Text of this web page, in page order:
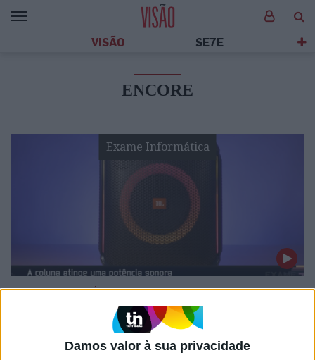
Damos valor à sua privacidade
VISÃO SE7E
ENCORE
Exame Informática
EXAME INFORMÁTICA
Coluna JBL Partybox Encore
Essential em teste, ideal para festas
em casa